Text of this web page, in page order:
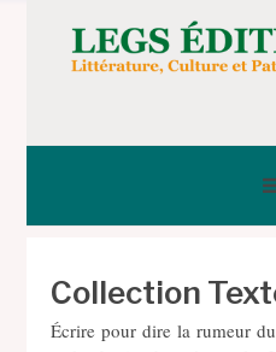
contenuLEGS
Collection
Écrire pour dire la rumeur